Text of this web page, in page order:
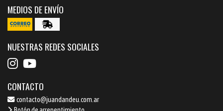
MEDIOS DE ENVÍO
NUESTRAS REDES SOCIALES
CONTACTO
contacto@juandandeu.com.ar